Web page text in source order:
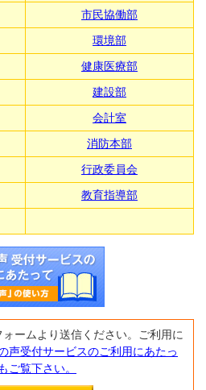
市民協働部
環境部
健康医療部
建設部
会計室
消防本部
行政委員会
教育指導部
ームより送信ください。ご利用に
の声受付サービスのご利用にあたっ
ご覧下さい。